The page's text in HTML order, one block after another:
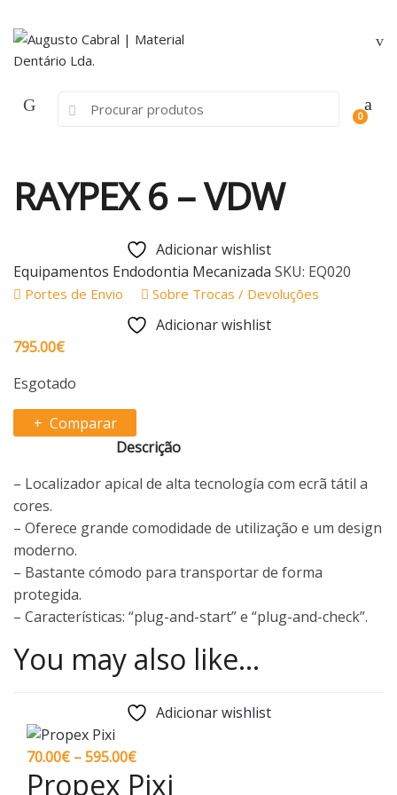
navigation
content
Search
0
RAYPEX 6 – VDW
Adicionar wishlist
Equipamentos Endodontia Mecanizada SKU: EQ020
Portes de Envio Sobre Trocas / Devoluções
Adicionar wishlist
795.00€
Esgotado
Comparar
Descrição
– Localizador apical de alta tecnología com ecrã tátil a
cores.
– Oferece grande comodidade de utilização e um design
moderno.
– Bastante cómodo para transportar de forma
protegida.
– Características: “plug-and-start” e “plug-and-check”.
You may also like…
Adicionar wishlist
70.00€ –595.00€Price
range:
Propex Pixi